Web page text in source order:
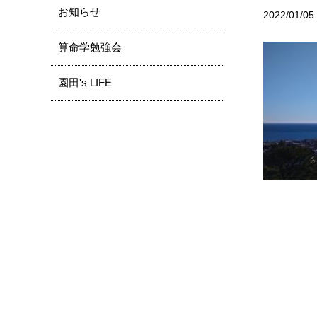
2022/01/05
お知らせ
算命学勉強会
園田's LIFE